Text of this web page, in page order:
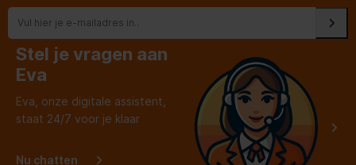
Stel je vragen aan
Eva
Eva, onze digitale assistent,
staat 24/7 voor je klaar
Nu chatten